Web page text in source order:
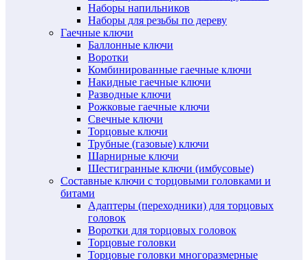
Наборы напильников
Наборы для резьбы по дереву
Гаечные ключи
Баллонные ключи
Воротки
Комбинированные гаечные ключи
Накидные гаечные ключи
Разводные ключи
Рожковые гаечные ключи
Свечные ключи
Торцовые ключи
Трубные (газовые) ключи
Шарнирные ключи
Шестигранные ключи (имбусовые)
Составные ключи с торцовыми головками и
битами
Адаптеры (переходники) для торцовых
головок
Воротки для торцовых головок
Торцовые головки
Торцовые головки многоразмерные